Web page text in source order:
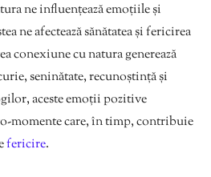
ne influențează emoțiile și
ne afectează sănătatea și fericirea
conexiune cu natura generează
seninătate, recunoștință și
aceste emoții pozitive
momente care, în timp, contribuie
fericire.